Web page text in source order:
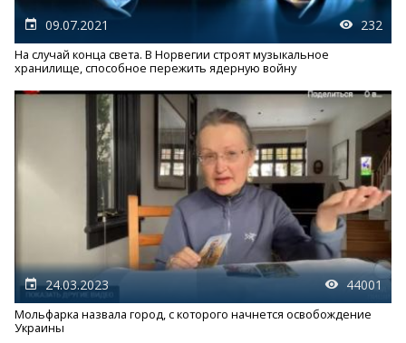
09.07.2021 232
На случай конца света. В Норвегии строят музыкальное
хранилище, способное пережить ядерную войну
24.03.2023 44001
Мольфарка назвала город, с которого начнется освобождение
Украины